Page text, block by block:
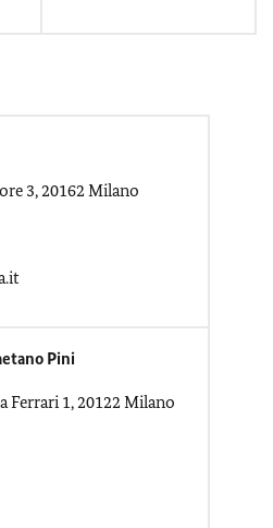
3, 20162 Milano
Pini
Ferrari 1, 20122 Milano